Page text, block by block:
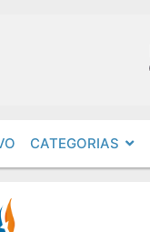
CATEGORIAS